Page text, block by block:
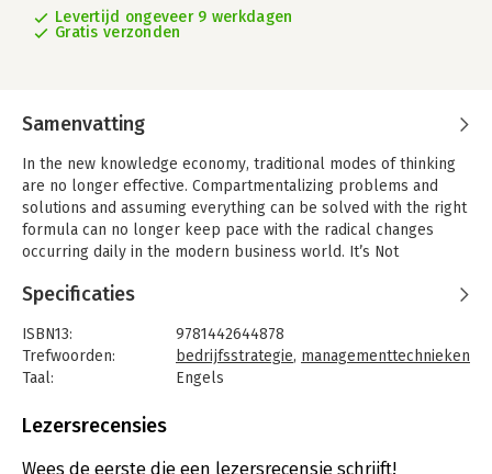
Levertijd ongeveer 9 werkdagen
Gratis verzonden
Samenvatting
In the new knowledge economy, traditional modes of thinking
are no longer effective. Compartmentalizing problems and
solutions and assuming everything can be solved with the right
formula can no longer keep pace with the radical changes
occurring daily in the modern business world. It’s Not
looking for simplified solutions to complex problems.
In his straightforward and highly engaging style, Rick Nason
introduces the principles of “complexity thinking” which
empower managers to understand, correlate, and explain a
new products go viral while others remain unnoticed, how
spaces, how economic bubbles form, and how an unknown
Specificaties
ISBN13:
9781442644878
Trefwoorden:
bedrijfsstrategie, managementtechnieken
Taal:
Engels
Aantal pagina's:
Druk:
1
Lezersrecensies
Wees de eerste die een lezersrecensie schrijft!